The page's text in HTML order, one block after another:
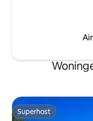
Superhost
Superhost